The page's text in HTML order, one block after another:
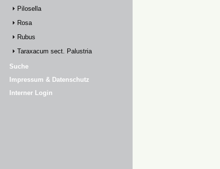
Pilosella
Rosa
Rubus
Taraxacum sect. Palustria
Suche
Impressum & Datenschutz
Interner Login